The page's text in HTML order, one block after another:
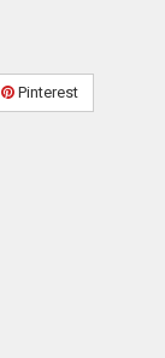
Pinterest